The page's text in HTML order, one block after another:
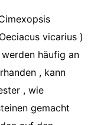
vicarius )
häufig an
, kann
, wie
gemacht